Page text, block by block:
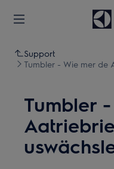
Support
Tumbler - Wie mer de
Tumbler